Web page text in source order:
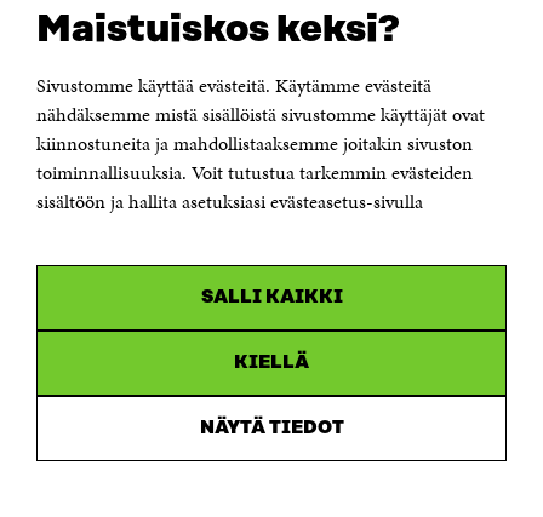
Maistuiskos keksi?
Sivustomme käyttää evästeitä. Käytämme evästeitä
nähdäksemme mistä sisällöistä sivustomme käyttäjät ovat
kiinnostuneita ja mahdollistaaksemme joitakin sivuston
toiminnallisuuksia. Voit tutustua tarkemmin evästeiden
sisältöön ja hallita asetuksiasi evästeasetus-sivulla
SALLI KAIKKI
KIELLÄ
NÄYTÄ TIEDOT
Itämerenkatu 11-13, PL 160,
00181 Helsinki
Puhelin +358 294 618 991
Sähköpostiosoite
Saapumisohjeet
Y-tunnus 0202132-3
uudessa
ikkunassaInstagram